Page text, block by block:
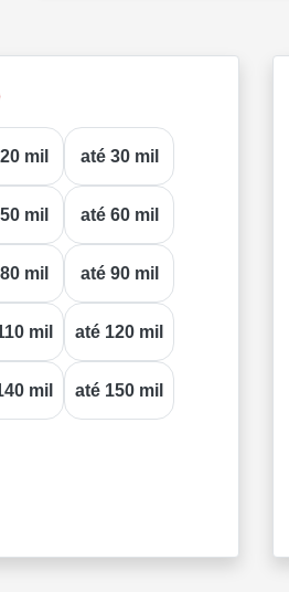
mil até 30 mil
mil até 60 mil
mil até 90 mil
mil até 120 mil
mil até 150 mil